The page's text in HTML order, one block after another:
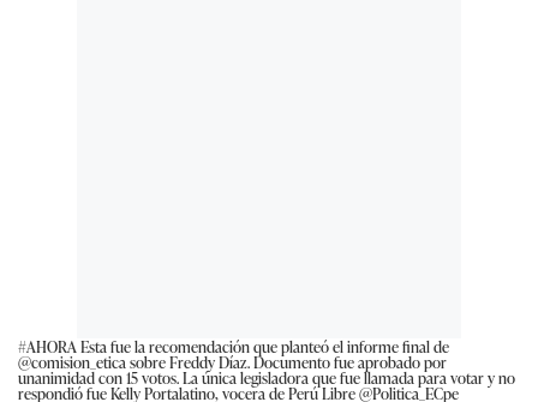
#AHORA Esta fue la recomendación que planteó el informe final de
@comision_etica sobre Freddy Díaz. Documento fue aprobado por
unanimidad con 15 votos. La única legisladora que fue llamada para votar y no
respondió fue Kelly Portalatino, vocera de Perú Libre@Politica_ECpe